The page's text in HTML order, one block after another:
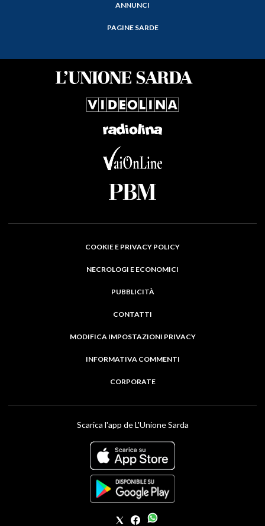
ANNUNCI
PAGINE SARDE
COOKIE E PRIVACY POLICY
NECROLOGI E ECONOMICI
PUBBLICITÀ
CONTATTI
MODIFICA IMPOSTAZIONI PRIVACY
INFORMATIVA COMMENTI
CORPORATE
Scarica l'app de L'Unione Sarda